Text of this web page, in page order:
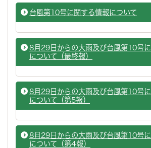
台風第10号に関する情報について
8月29日からの大雨及び台風第10号
について（最終報）
8月29日からの大雨及び台風第10号
について（第5報）
8月29日からの大雨及び台風第10号
について（第4報）